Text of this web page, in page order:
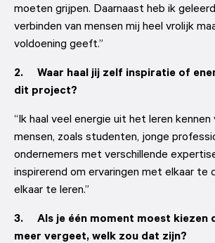
moeten grijpen. Daarnaast heb ik
verbinden van mensen mij heel vrolijk
voldoening geeft.”
2.     Waar haal jij zelf inspiratie of
dit project?
“Ik haal veel energie uit het leren kennen
mensen, zoals studenten, jonge
ondernemers met verschillende
inspirerend om ervaringen met elkaar te
elkaar te leren.”
3.     Als je één moment moest
meer vergeet, welk zou dat zijn?